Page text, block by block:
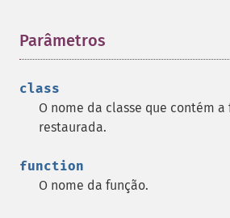
Parâmetros
class
O nome da classe que contém a
restaurada.
function
O nome da função.